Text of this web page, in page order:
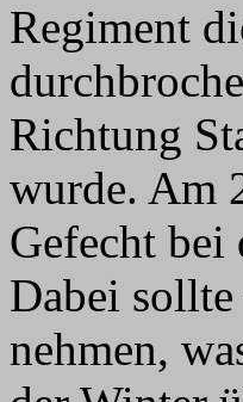
Regiment
Richtung
wurde. Am
Gefecht bei
Dabei
nehmen,